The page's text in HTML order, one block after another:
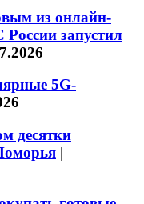
из онлайн-
запустил
5G-
десятки
|